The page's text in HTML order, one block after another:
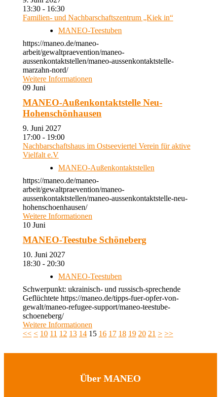
13:30 - 16:30
Familien- und Nachbarschaftszentrum „Kiek in“
MANEO-Teestuben
https://maneo.de/maneo-
arbeit/gewaltpraevention/maneo-
aussenkontaktstellen/maneo-aussenkontaktstelle-
marzahn-nord/
Weitere Informationen
09 Juni
MANEO-Außenkontaktstelle Neu-
Hohenschönhausen
9. Juni 2027
17:00 - 19:00
Nachbarschaftshaus im Ostseeviertel Verein für aktive
Vielfalt e.V
MANEO-Außenkontaktstellen
https://maneo.de/maneo-
arbeit/gewaltpraevention/maneo-
aussenkontaktstellen/maneo-aussenkontaktstelle-neu-
hohenschoenhausen/
Weitere Informationen
10 Juni
MANEO-Teestube Schöneberg
10. Juni 2027
18:30 - 20:30
MANEO-Teestuben
Schwerpunkt: ukrainisch- und russisch-sprechende
Geflüchtete https://maneo.de/tipps-fuer-opfer-von-
gewalt/maneo-refugee-support/maneo-teestube-
schoeneberg/
Weitere Informationen
<< < 10 11 12 13 14 15 16 17 18 19 20 21 > >>
Über MANEO